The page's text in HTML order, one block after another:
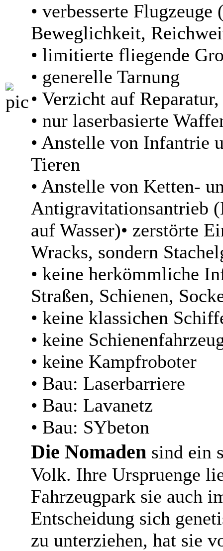
• verbesserte
Beweglichkeit,
• limitierte fliegende
• generelle Tarnung
• Verzicht auf
• nur laserbasierte
• Anstelle von Infantrie
Tieren
• Anstelle von Ketten-
Antigravitationsantrieb
auf Wasser)• zerstörte
Wracks, sondern
• keine herkömmliche
Straßen, Schienen,
• keine klassichen
• keine
• keine Kampfroboter
• Bau: Laserbarriere
• Bau: Lavanetz
• Bau: SYbeton
Die Nomaden sind ein
Volk. Ihre Urspruenge
Fahrzeugpark sie auch
Entscheidung sich
zu unterziehen, hat sie